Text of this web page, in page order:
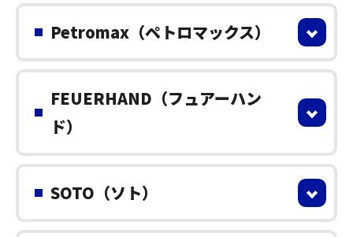
Petromax（ペトロマックス）
FEUERHAND（フュアーハン
ド）
SOTO（ソト）